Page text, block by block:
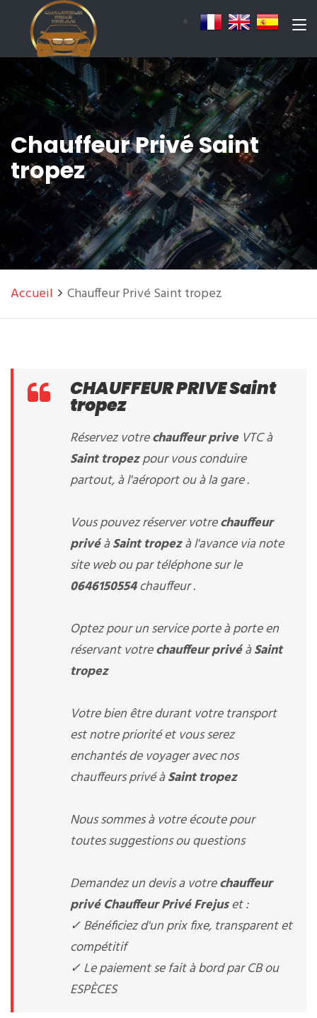
Chauffeur Privé Saint
tropez
Accueil Chauffeur Privé Saint tropez
CHAUFFEUR PRIVE Saint
tropez
Réservez votrechauffeur priveVTC à
Saint tropezpour vous conduire
partout, à l'aéroport ou à la gare .
Vous pouvez réserver votrechauffeur
privéàSaint tropezà l'avance via note
site web ou par téléphone sur le
0646150554chauffeur .
Optez pour un service porte à porte en
réservant votrechauffeur privéàSaint
tropez
Votre bien être durant votre transport
est notre priorité et vous serez
enchantés de voyager avec nos
chauffeurs privé àSaint tropez
Nous sommes à votre écoute pour
toutes suggestions ou questions
Demandez un devis a votrechauffeur
privé Chauffeur Privé Frejuset :
✓ Bénéficiez d'un prix fixe, transparent et
compétitif
✓ Le paiement se fait à bord par CB ou
ESPÈCES